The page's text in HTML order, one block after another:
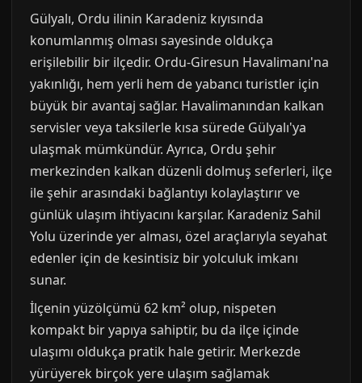
Gülyalı, Ordu ilinin Karadeniz kıyısında
konumlanmış olması sayesinde oldukça
erişilebilir bir ilçedir. Ordu-Giresun Havalimanı'na
yakınlığı, hem yerli hem de yabancı turistler için
büyük bir avantaj sağlar. Havalimanından kalkan
servisler veya taksilerle kısa sürede Gülyalı'ya
ulaşmak mümkündür. Ayrıca, Ordu şehir
merkezinden kalkan düzenli dolmuş seferleri, ilçe
ile şehir arasındaki bağlantıyı kolaylaştırır ve
günlük ulaşım ihtiyacını karşılar. Karadeniz Sahil
Yolu üzerinde yer alması, özel araçlarıyla seyahat
edenler için de kesintisiz bir yolculuk imkanı
sunar.
İlçenin yüzölçümü 62 km² olup, nispeten
kompakt bir yapıya sahiptir, bu da ilçe içinde
ulaşımı oldukça pratik hale getirir. Merkezde
yürüyerek birçok yere ulaşım sağlamak